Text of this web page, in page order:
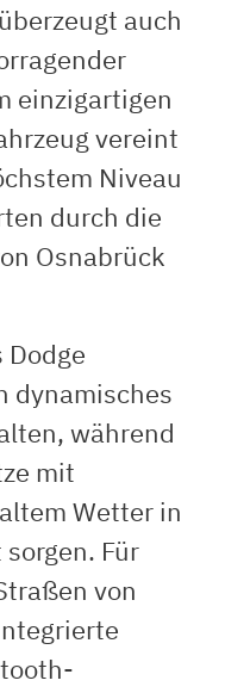
auch
einzigartigen
vereint
Niveau
durch die
Osnabrück
Dodge
dynamisches
während
mit
Wetter in
Für
von